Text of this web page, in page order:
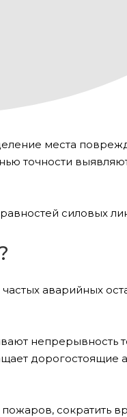
места
точности
силовых
аварийных
непрерывность
дорогостоящие
сократить